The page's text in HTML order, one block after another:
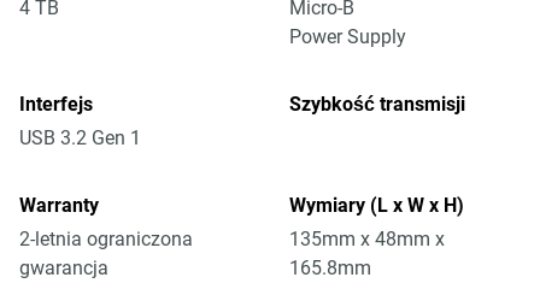
4 TB
Micro-B
Power Supply
Interfejs
USB 3.2 Gen 1
Szybkość transmisji
Warranty
2-letnia ograniczona
gwarancja
Wymiary (L x W x H)
135mm x 48mm x
165.8mm